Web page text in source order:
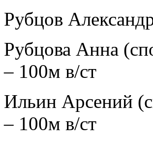
Рубцов
Рубцова Анна
– 100м в/ст
Ильин Арсений
– 100м в/ст